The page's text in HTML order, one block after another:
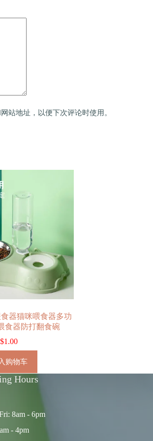
站地址，以便下次评论时使用。
器猫咪喂食器多功
食器防打翻食碗
$1.00
购物车
Hours
8am - 6pm
- 4pm